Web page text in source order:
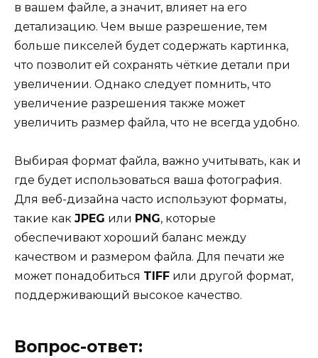
в вашем файле, а значит, влияет на его
детализацию. Чем выше разрешение, тем
больше пикселей будет содержать картинка,
что позволит ей сохранять чёткие детали при
увеличении. Однако следует помнить, что
увеличение разрешения также может
увеличить размер файла, что не всегда удобно.
Выбирая формат файла, важно учитывать, как и
где будет использоваться ваша фотография.
Для веб-дизайна часто используют форматы,
такие как JPEG или PNG, которые
обеспечивают хороший баланс между
качеством и размером файла. Для печати же
может понадобиться TIFF или другой формат,
поддерживающий высокое качество.
Вопрос-ответ: